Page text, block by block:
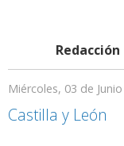
Redacción
Miércoles, 03 de
Castilla y León